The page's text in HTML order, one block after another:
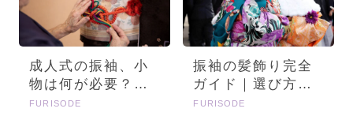
成人式の振袖、小
物は何が必要？画
像とセットで詳し
FURISODE
振袖の髪飾り完全
ガイド｜選び方・
種類・トレンドを
FURISODE